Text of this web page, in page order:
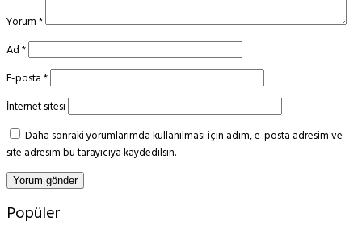
Yorum*
Ad*
E-posta*
İnternet sitesi
Daha sonraki yorumlarımda kullanılması için adım, e-posta adresim ve
site adresim bu tarayıcıya kaydedilsin.
Popüler